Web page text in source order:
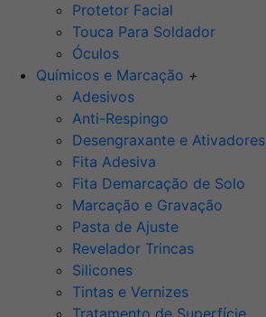
Protetor Facial
Touca Para Soldador
Óculos
Químicos e Marcação +
Adesivos
Anti-Respingo
Desengraxante e Ativadores
Fita Adesiva
Fita Demarcação de Solo
Marcação e Gravação
Pasta de Ajuste
Revelador Trincas
Silicones
Tintas e Vernizes